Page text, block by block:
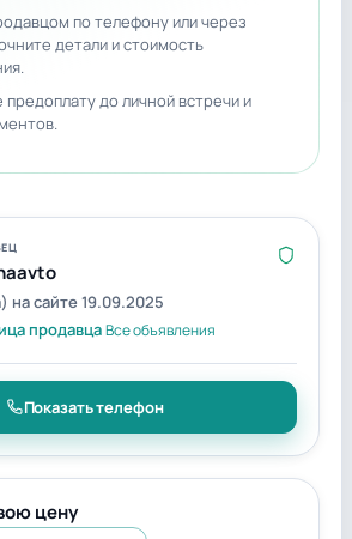
по телефону или через
детали и стоимость
до личной встречи и
на сайте 19.09.2025
продавцаВсе объявления
Показать телефон
цену